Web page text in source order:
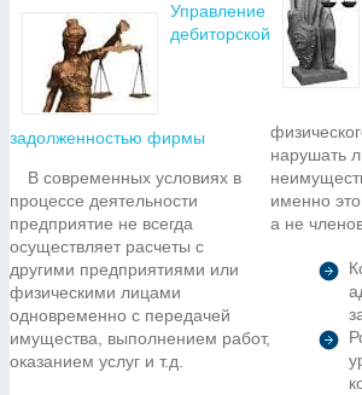
Управление
дебиторской
задолженностью фирмы
В современных условиях в
процессе деятельности
предприятие не всегда
осуществляет расчеты с
другими предприятиями или
физическими лицами
одновременно с передачей
имущества, выполнением работ,
оказанием услуг и т.д.
нарушать
именно
а не